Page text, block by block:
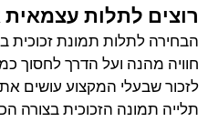
רוצים לתלות
הבחירה לתלות תמונת זכוכית
חוויה מהנה ועל הדרך לחסוך
לזכור שבעלי המקצוע עושים
תלייה תמונה הזכוכית בצורה